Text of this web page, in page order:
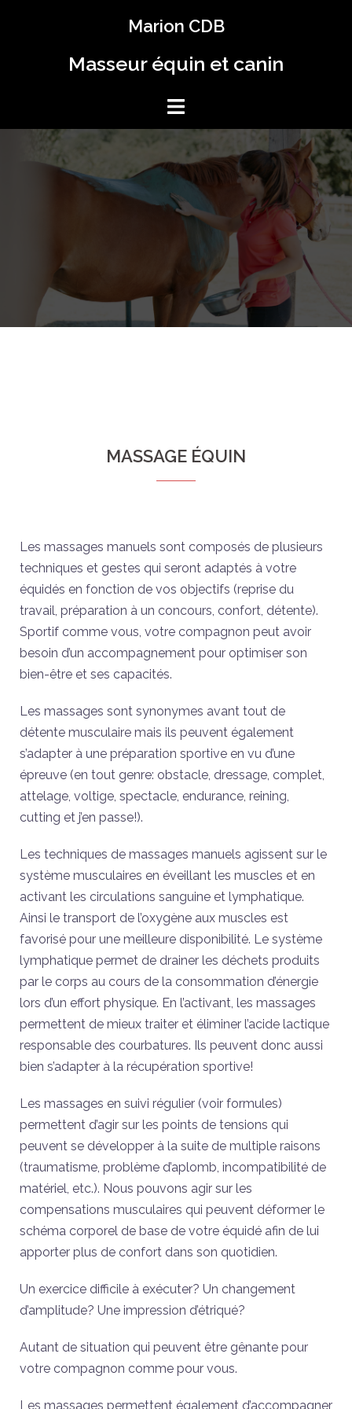
Marion CDB
Masseur équin et canin
MASSAGE ÉQUIN
Les massages manuels sont composés de plusieurs
techniques et gestes qui seront adaptés à votre
équidés en fonction de vos objectifs (reprise du
travail, préparation à un concours, confort, détente).
Sportif comme vous, votre compagnon peut avoir
besoin d’un accompagnement pour optimiser son
bien-être et ses capacités.
Les massages sont synonymes avant tout de
détente musculaire mais ils peuvent également
s’adapter à une préparation sportive en vu d’une
épreuve (en tout genre: obstacle, dressage, complet,
attelage, voltige, spectacle, endurance, reining,
cutting et j’en passe!).
Les techniques de massages manuels agissent sur le
système musculaires en éveillant les muscles et en
activant les circulations sanguine et lymphatique.
Ainsi le transport de l’oxygène aux muscles est
favorisé pour une meilleure disponibilité. Le système
lymphatique permet de drainer les déchets produits
par le corps au cours de la consommation d’énergie
lors d’un effort physique. En l’activant, les massages
permettent de mieux traiter et éliminer l’acide lactique
responsable des courbatures. Ils peuvent donc aussi
bien s’adapter à la récupération sportive!
Les massages en suivi régulier (voir formules)
permettent d’agir sur les points de tensions qui
peuvent se développer à la suite de multiple raisons
(traumatisme, problème d’aplomb, incompatibilité de
matériel, etc.). Nous pouvons agir sur les
compensations musculaires qui peuvent déformer le
schéma corporel de base de votre équidé afin de lui
apporter plus de confort dans son quotidien.
Un exercice difficile à exécuter? Un changement
d’amplitude? Une impression d’étriqué?
Autant de situation qui peuvent être gênante pour
votre compagnon comme pour vous.
Les massages permettent également d’accompagner